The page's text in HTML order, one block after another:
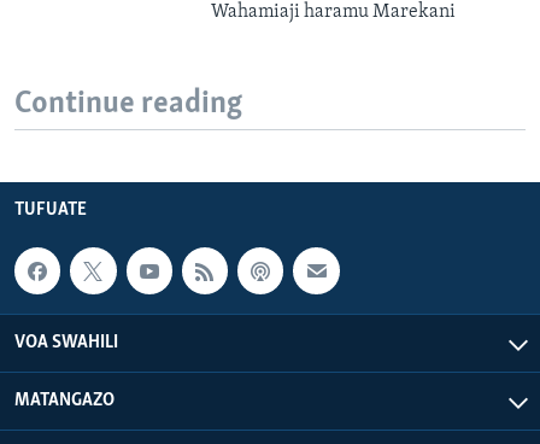
Wahamiaji haramu Marekani
Continue reading
TUFUATE
VOA SWAHILI
MATANGAZO